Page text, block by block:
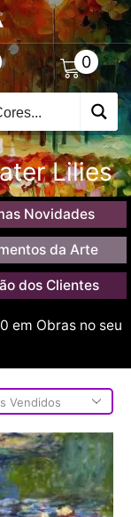
0
Lilies
Novidades
da Arte
dos Clientes
em Obras no seu